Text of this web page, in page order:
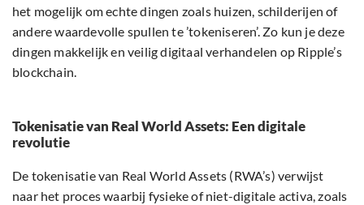
het mogelijk om echte dingen zoals huizen, schilderijen of
andere waardevolle spullen te ’tokeniseren’. Zo kun je deze
dingen makkelijk en veilig digitaal verhandelen op Ripple’s
blockchain.
Tokenisatie van Real World Assets: Een digitale
revolutie
De tokenisatie van Real World Assets (RWA’s) verwijst
naar het proces waarbij fysieke of niet-digitale activa, zoals